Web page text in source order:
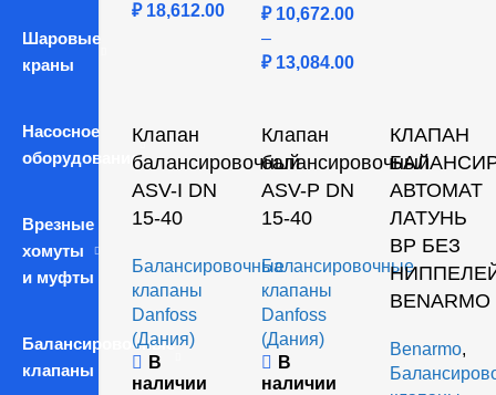
Шаровые
краны
Насосное
оборудование
Врезные
хомуты
и муфты
Балансировочные
клапаны
₽18,612.00 ₽10,672.00
–
₽13,084.00
Клапан
балансировочный
ASV-I DN
15-40
Балансировочные
клапаны
Danfoss
(Дания)
В
наличии
Клапан
балансировочный
ASV-P DN
15-40
Балансировочные
клапаны
Danfoss
(Дания)
В
наличии
КЛАПАН
АВТОМАТ
ЛАТУНЬ
ВР БЕЗ
BENARMO
Benarmo,